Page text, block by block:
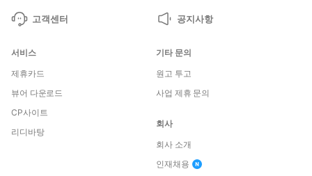
고객센터 공지사항
서비스
제휴카드
뷰어 다운로드
CP사이트
리디바탕
기타 문의
원고 투고
사업 제휴 문의
회사
회사 소개
인재채용